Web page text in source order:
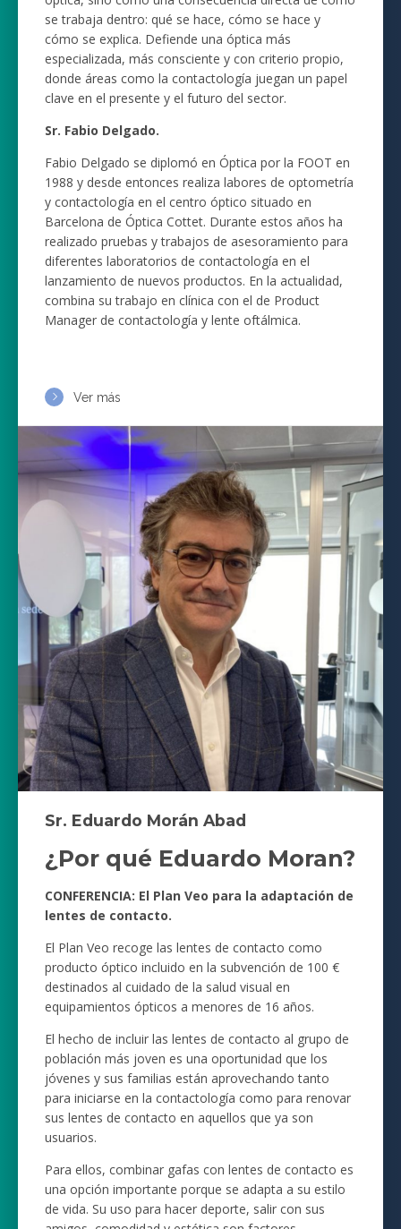
se trabaja dentro: qué se hace, cómo se hace y
cómo se explica. Defiende una óptica más
especializada, más consciente y con criterio propio,
donde áreas como la contactología juegan un papel
clave en el presente y el futuro del sector.
Sr. Fabio Delgado.
Fabio Delgado se diplomó en Óptica por la FOOT en
1988 y desde entonces realiza labores de optometría
y contactología en el centro óptico situado en
Barcelona de Óptica Cottet. Durante estos años ha
realizado pruebas y trabajos de asesoramiento para
diferentes laboratorios de contactología en el
lanzamiento de nuevos productos. En la actualidad,
combina su trabajo en clínica con el de Product
Manager de contactología y lente oftálmica.
Ver más
Sr. Eduardo Morán Abad
¿Por qué Eduardo Moran?
CONFERENCIA: El Plan Veo para la adaptación de
lentes de contacto.
El Plan Veo recoge las lentes de contacto como
producto óptico incluido en la subvención de 100 €
destinados al cuidado de la salud visual en
equipamientos ópticos a menores de 16 años.
El hecho de incluir las lentes de contacto al grupo de
población más joven es una oportunidad que los
jóvenes y sus familias están aprovechando tanto
para iniciarse en la contactología como para renovar
sus lentes de contacto en aquellos que ya son
usuarios.
Para ellos, combinar gafas con lentes de contacto es
una opción importante porque se adapta a su estilo
de vida. Su uso para hacer deporte, salir con sus